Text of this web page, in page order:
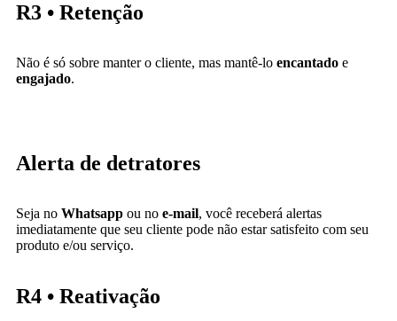
R3 • Retenção
Não é só sobre manter o cliente, mas mantê-lo encantado e
engajado.
Alerta de detratores
Seja no Whatsapp ou no e-mail, você receberá alertas
imediatamente que seu cliente pode não estar satisfeito com seu
produto e/ou serviço.
R4 • Reativação